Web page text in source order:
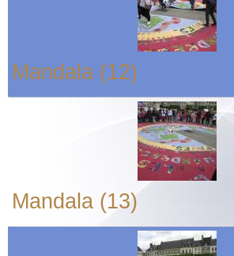
Mandala (12)
Mandala (13)